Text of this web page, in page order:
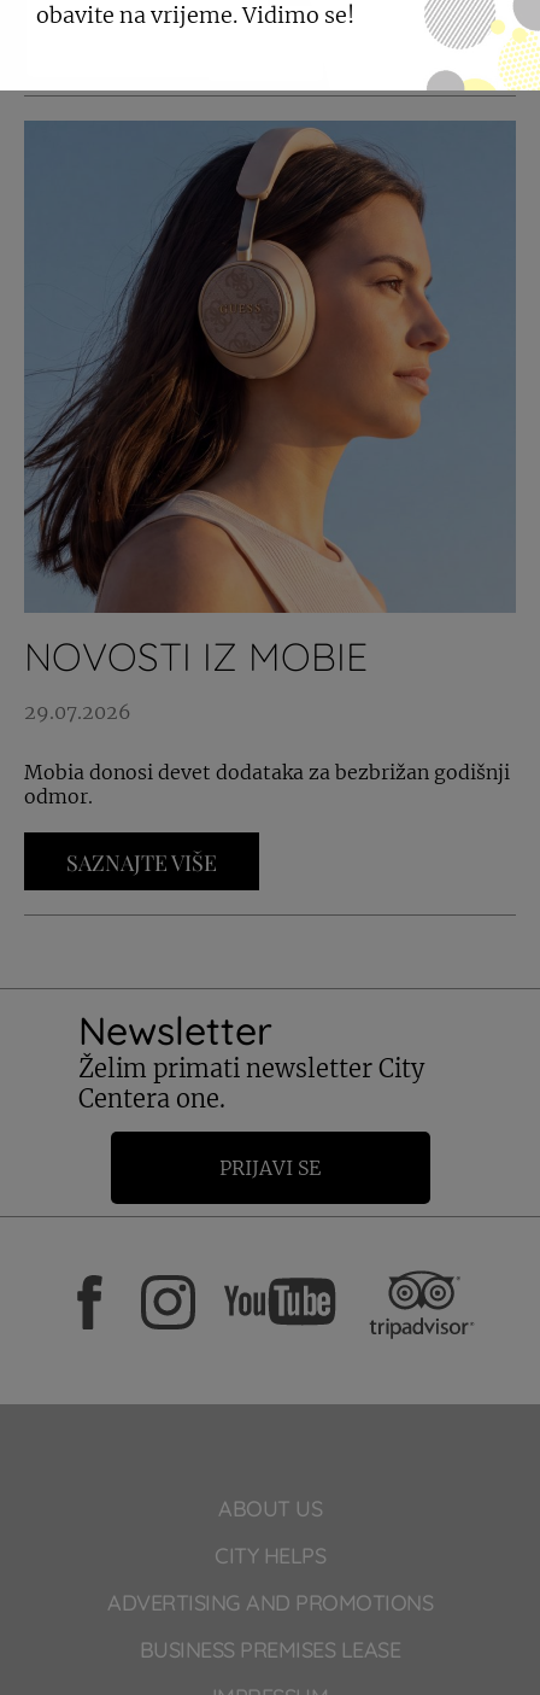
SAZNAJTE VIŠE
NOVOSTI IZ MOBIE
29.07.2026
Mobia donosi devet dodataka za bezbrižan godišnji
odmor.
SAZNAJTE VIŠE
Newsletter
Želim primati newsletter City
Centera one.
PRIJAVI SE
ABOUT US
CITY HELPS
ADVERTISING AND PROMOTIONS
BUSINESS PREMISES LEASE
obavite na vrijeme. Vidimo se!